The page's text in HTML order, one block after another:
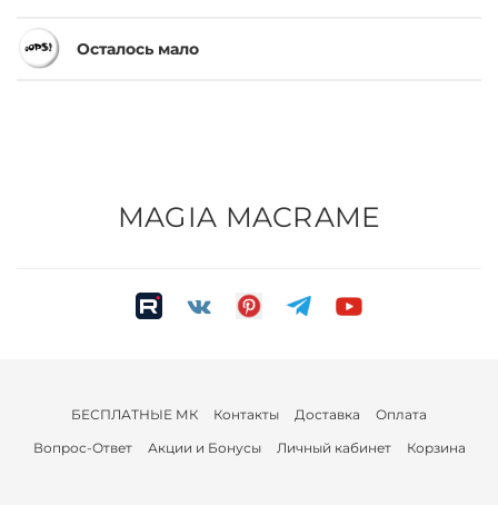
Осталось мало
MAGIA MACRAME
БЕСПЛАТНЫЕ МК Контакты Доставка
Оплата
Вопрос-Ответ
Акции и Бонусы Личный кабинет Корзина